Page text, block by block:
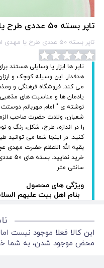
تاپر بسته 50 عددی طرح یا مهدی ادرکنی
تاپر بسته 50 عددی طرح یا مهدی ادرکنی
تاپر ها ابزار یا وسایلی هستند
هدفدار. این وسیله کوچک و
می کند. فروشگاه فرهنگی و
یادمان ها و مناسبت های
نوشته ی " امام مهربانم دوستت
شعبان، ولادت حضرت صاحب
را در اندازه، طرح، شکل، رنگ
کنید. در اینجا شما می توانید
بقیه الله الاعظم حضرت مهدی
سانتی متر
ویژگی های محصول
بنام اهل بیت علیهم
این کالا فعلا موجود نیست اما
محض موجود شدن، به شما